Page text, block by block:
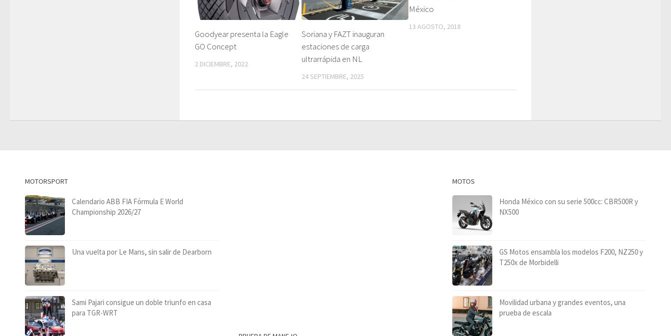
Goodyear presenta la Eagle
GO Concept
2 DICIEMBRE, 2022
Soriana y FAZT inauguran
estaciones de carga
ultrarrápida en NL
24 SEPTIEMBRE, 2025
México
13 AGOSTO, 2018
MOTORSPORT
Calendario ABB FIA Fórmula E World
Championship 2026/27
Una vuelta por Le Mans, sin salir de Dearborn
Sami Pajari consigue un doble triunfo en casa
para TGR-WRT
MOTOS
Honda México con su serie 500cc: CBR500R y
NX500
GS Motos ensambla los modelos F200, NZ250 y
T250x de Morbidelli
Movilidad urbana y grandes eventos, una
prueba de escala